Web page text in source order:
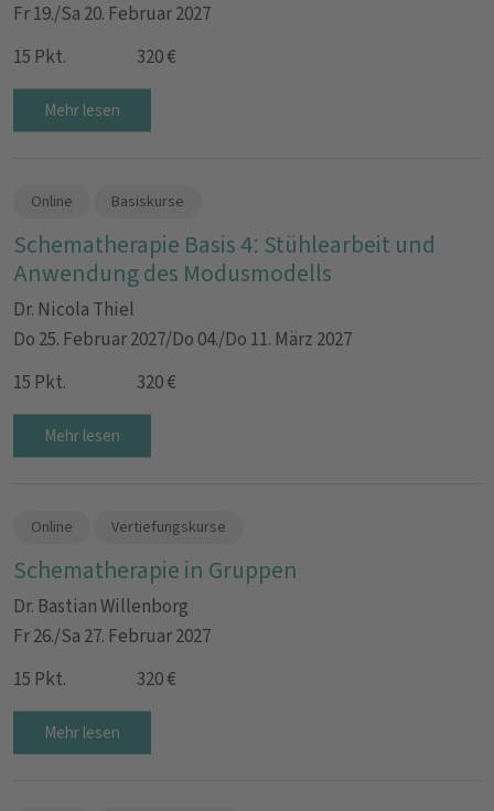
Fr 19./Sa 20. Februar 2027
15 Pkt.
320 €
Mehr lesen
Online Basiskurse
Schematherapie Basis 4: Stühlearbeit und
Anwendung des Modusmodells
Dr. Nicola Thiel
Do 25. Februar 2027/Do 04./Do 11. März 2027
15 Pkt.
320 €
Mehr lesen
Online Vertiefungskurse
Schematherapie in Gruppen
Dr. Bastian Willenborg
Fr 26./Sa 27. Februar 2027
15 Pkt.
320 €
Mehr lesen